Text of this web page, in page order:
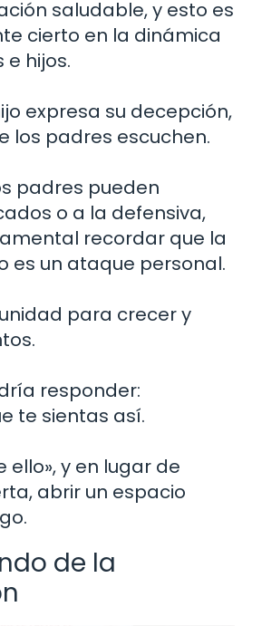
saludable, y esto es
cierto en la dinámica
hijos.
expresa su decepción,
los padres escuchen.
padres pueden
o a la defensiva,
recordar que la
es un ataque personal.
para crecer y
responder:
te sientas así.
ello», y en lugar de
abrir un espacio
de la